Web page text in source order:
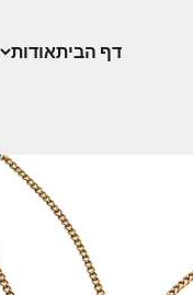
דף הביתאודות